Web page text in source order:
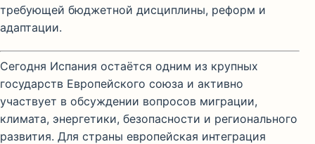
требующей бюджетной дисциплины, реформ и
адаптации.
Сегодня Испания остаётся одним из крупных
государств Европейского союза и активно
участвует в обсуждении вопросов миграции,
климата, энергетики, безопасности и регионального
развития. Для страны европейская интеграция